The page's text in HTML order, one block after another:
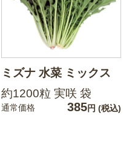
ミズナ 水菜 ミックス
約1200粒 実咲 袋
通常価格 385円 (税込)